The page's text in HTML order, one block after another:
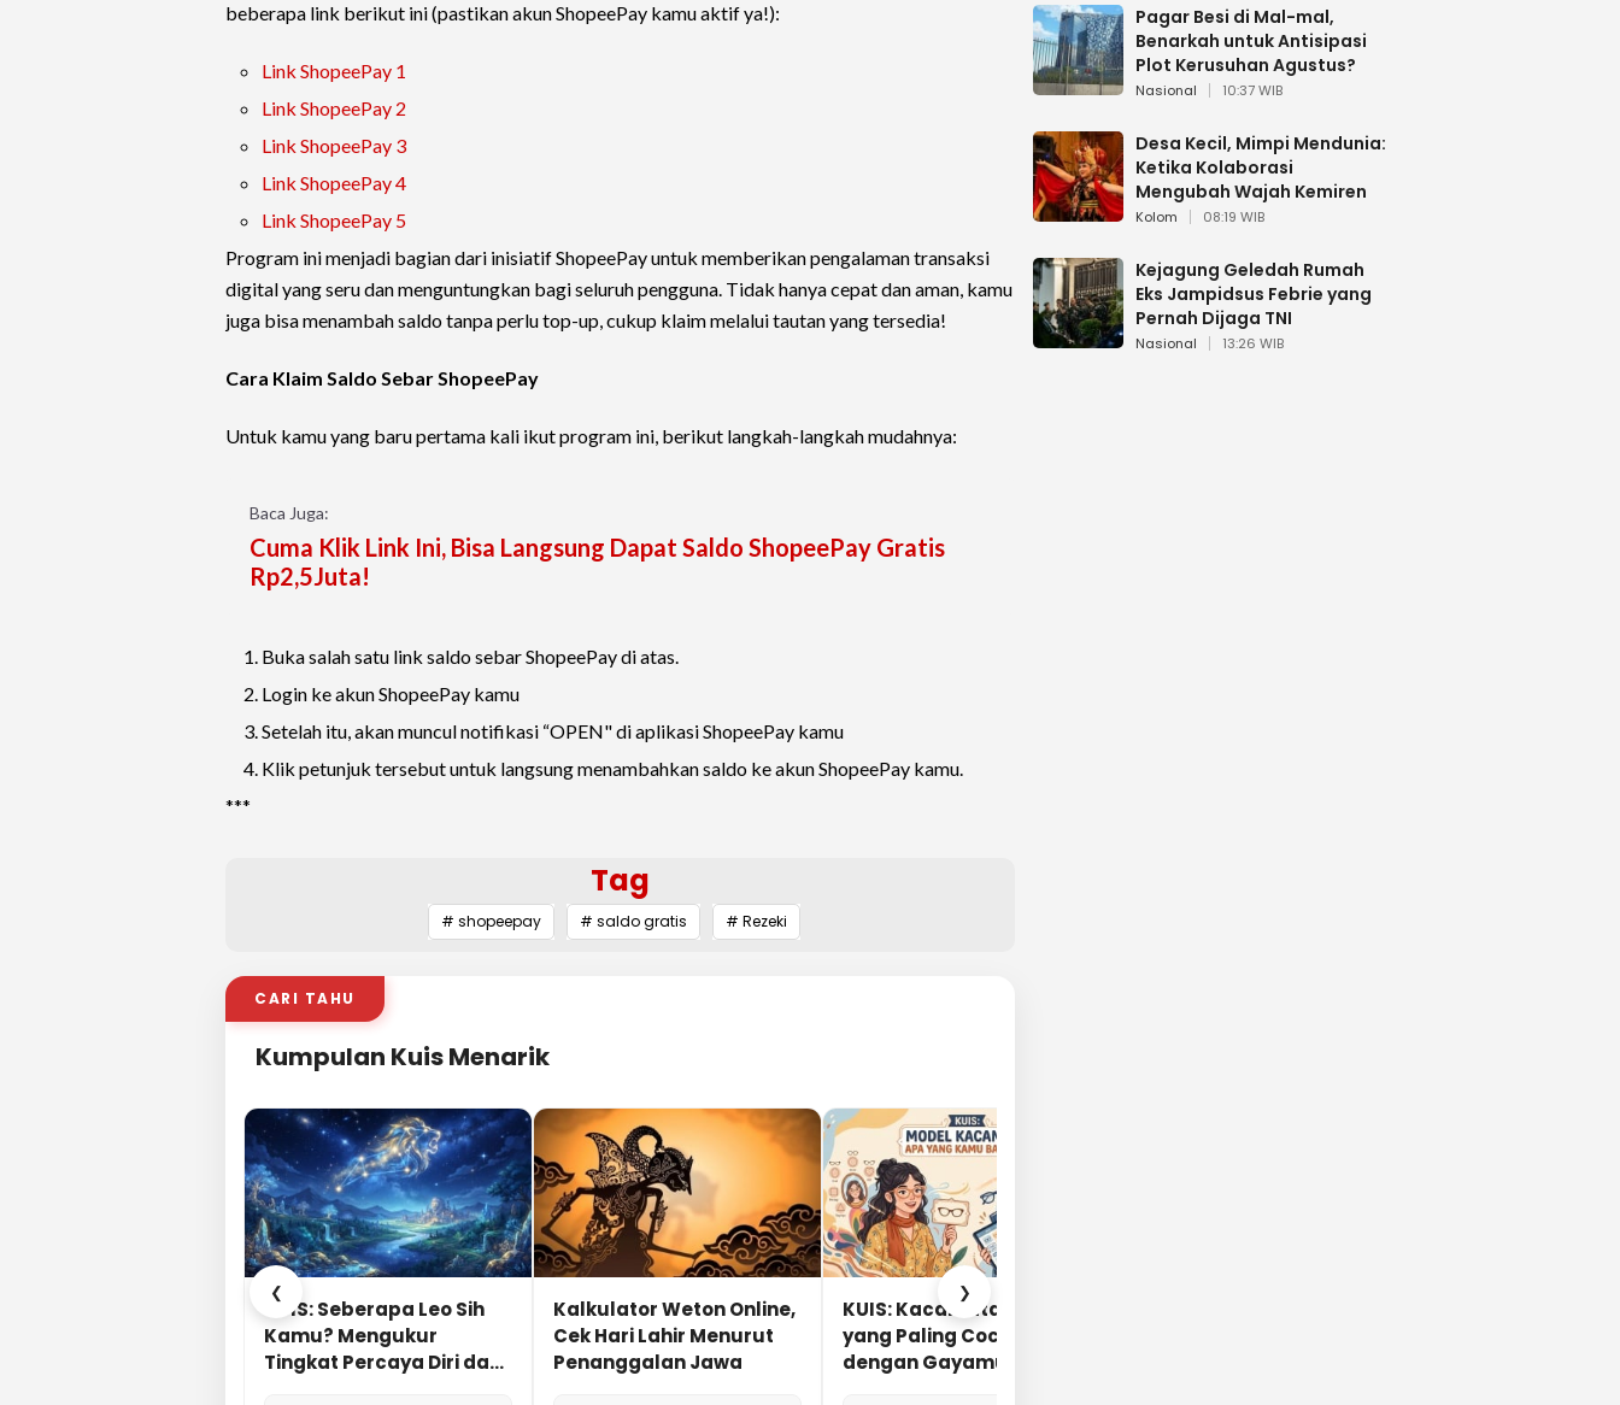
beberapa link berikut ini (pastikan akun ShopeePay kamu aktif ya!):
Link ShopeePay 1
Link ShopeePay 2
Link ShopeePay 3
Link ShopeePay 4
Link ShopeePay 5
Program ini menjadi bagian dari inisiatif ShopeePay untuk memberikan pengalaman transaksi
digital yang seru dan menguntungkan bagi seluruh pengguna. Tidak hanya cepat dan aman, kamu
juga bisa menambah saldo tanpa perlu top-up, cukup klaim melalui tautan yang tersedia!
Cara Klaim Saldo Sebar ShopeePay
Untuk kamu yang baru pertama kali ikut program ini, berikut langkah-langkah mudahnya:
Baca Juga:
Cuma Klik Link Ini, Bisa Langsung Dapat Saldo ShopeePay Gratis
Rp2,5Juta!
Buka salah satu link saldo sebar ShopeePay di atas.
Login ke akun ShopeePay kamu
Setelah itu, akan muncul notifikasi “OPEN" di aplikasi ShopeePay kamu
Klik petunjuk tersebut untuk langsung menambahkan saldo ke akun ShopeePay kamu.
***
Tag
# shopeepay # saldo gratis # Rezeki
CARI TAHU
Kumpulan Kuis Menarik
❮
KUIS: Seberapa Leo Sih
Kamu? Mengukur
Tingkat Percaya Diri dan
Kalkulator Weton Online,
Cek Hari Lahir Menurut
Penanggalan Jawa
KUIS: Kacamata Apa
yang Paling Cocok
dengan Gayamu?
❯
Pagar Besi di Mal-mal,
Benarkah untuk Antisipasi
Plot Kerusuhan Agustus?
Nasional 10:37 WIB
Desa Kecil, Mimpi Mendunia:
Ketika Kolaborasi
Mengubah Wajah Kemiren
Kolom 08:19 WIB
Kejagung Geledah Rumah
Eks Jampidsus Febrie yang
Pernah Dijaga TNI
Nasional 13:26 WIB